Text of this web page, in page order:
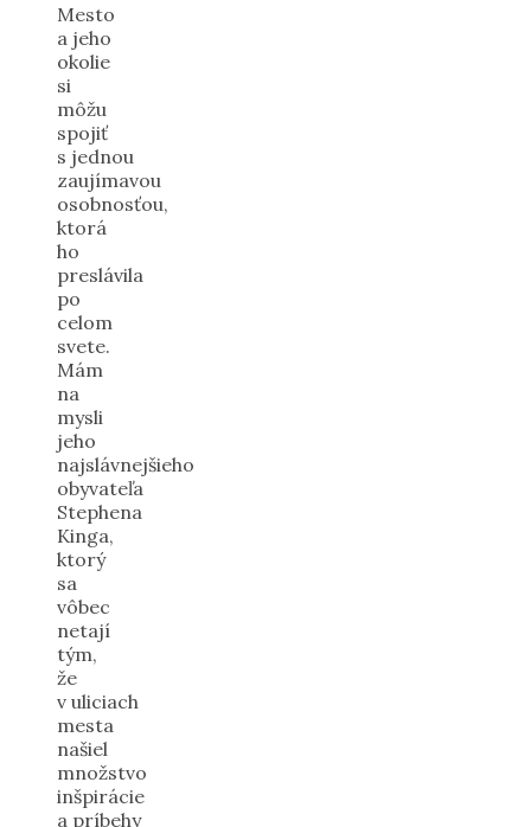
Mesto
a jeho
okolie
si
môžu
spojiť
s jednou
zaujímavou
osobnosťou,
ktorá
ho
preslávila
po
celom
svete.
Mám
na
mysli
jeho
najslávnejšieho
obyvateľa
Stephena
Kinga,
ktorý
sa
vôbec
netají
tým,
že
v uliciach
mesta
našiel
množstvo
inšpirácie
a príbehy